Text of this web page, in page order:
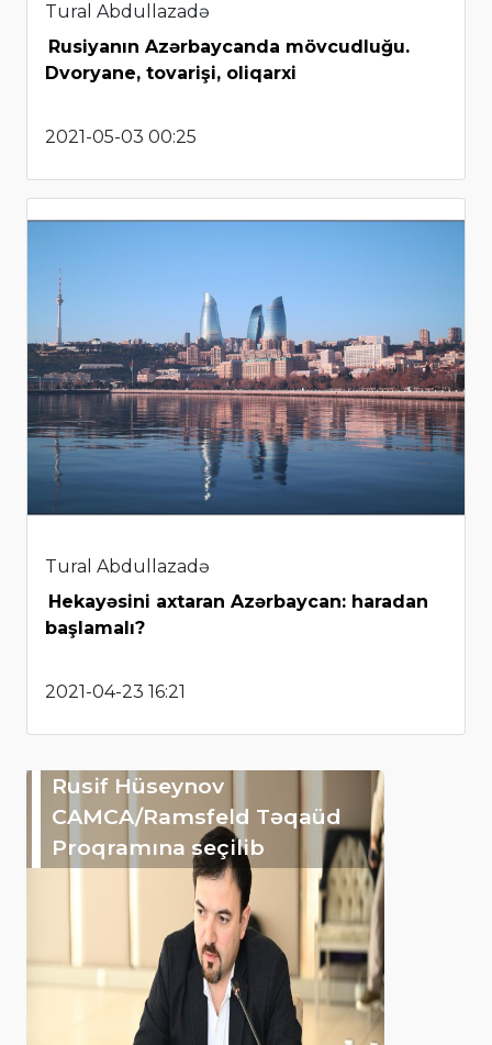
Tural Abdullazadə
Rusiyanın Azərbaycanda mövcudluğu.
Dvoryane, tovarişi, oliqarxi
2021-05-03 00:25
Tural Abdullazadə
Hekayəsini axtaran Azərbaycan: haradan
başlamalı?
2021-04-23 16:21
Rusif Hüseynov
CAMCA/Ramsfeld Təqaüd
Proqramına seçilib